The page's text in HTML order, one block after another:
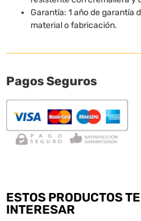
Garantía: 1 año de garantía
material o fabricación.
Pagos Seguros
ESTOS PRODUCTOS
INTERESAR